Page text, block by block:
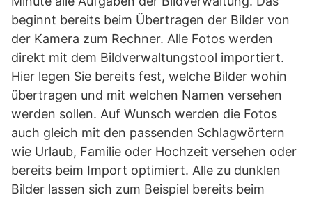
beginnt bereits beim Übertragen der Bilder von
der Kamera zum Rechner. Alle Fotos werden
direkt mit dem Bildverwaltungstool importiert.
Hier legen Sie bereits fest, welche Bilder wohin
übertragen und mit welchen Namen versehen
werden sollen. Auf Wunsch werden die Fotos
auch gleich mit den passenden Schlagwörtern
wie Urlaub, Familie oder Hochzeit versehen oder
bereits beim Import optimiert. Alle zu dunklen
Bilder lassen sich zum Beispiel bereits beim